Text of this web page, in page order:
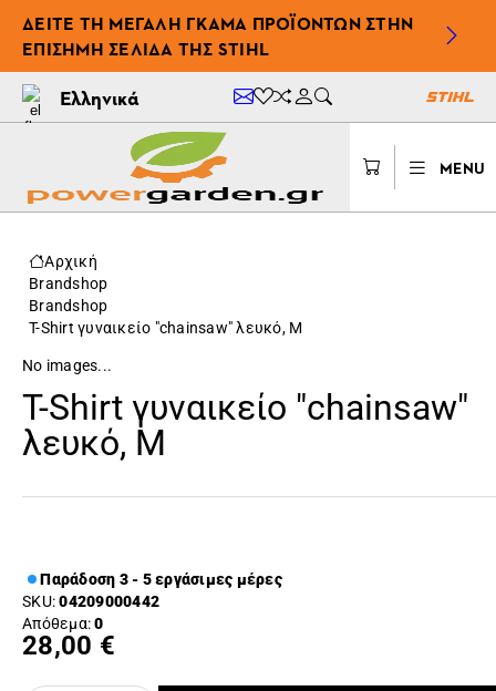
ΔΕΊΤΕ ΤΗ ΜΕΓΆΛΗ ΓΚΆΜΑ ΠΡΟΪΌΝΤΩΝ ΣΤΗΝ
ΕΠΊΣΗΜΗ ΣΕΛΊΔΑ ΤΗΣ STIHL
Ελληνικά
MENU
Αρχική
Brandshop
Brandshop
T-Shirt γυναικείο "chainsaw" λευκό, M
No images...
T-Shirt γυναικείο "chainsaw"
λευκό, M
Παράδοση 3 - 5 εργάσιμες μέρες
SKU:04209000442
Απόθεμα:0
28,00 €